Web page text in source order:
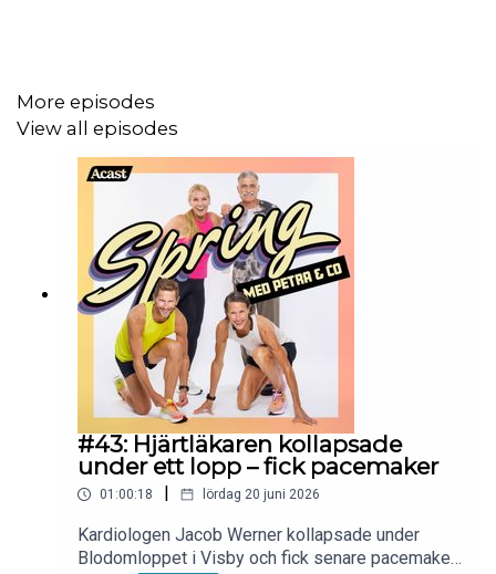
More episodes
View all episodes
#43: Hjärtläkaren kollapsade
under ett lopp – fick pacemaker
01:00:18 lördag 20 juni 2026
Kardiologen Jacob Werner kollapsade under
Blodomloppet i Visby och fick senare pacemaker.